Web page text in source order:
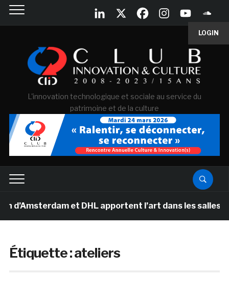
LOGIN
L'innovation technologique et sociale au service du
patrimoine et de la culture
et DHL apportent l’art dans les salles de
Étiquette :ateliers